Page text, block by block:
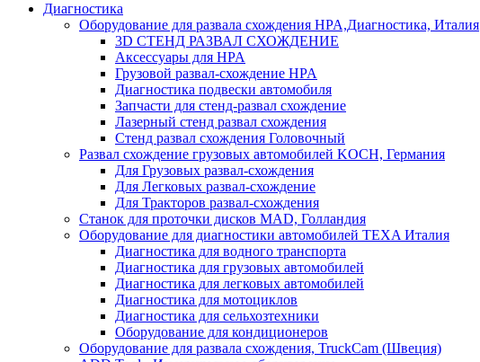
Диагностика
Оборудование для развала схождения HPA,Диагностика, Италия
3D СТЕНД РАЗВАЛ СХОЖДЕНИЕ
Аксессуары для HPA
Грузовой развал-схождение HPA
Диагностика подвески автомобиля
Запчасти для стенд-развал схождение
Лазерный стенд развал схождения
Стенд развал схождения Головочный
Развал схождение грузовых автомобилей KOCH, Германия
Для Грузовых развал-схождения
Для Легковых развал-схождение
Для Тракторов развал-схождения
Станок для проточки дисков MAD, Голландия
Оборудование для диагностики автомобилей TEXA Италия
Диагностика для водного транспорта
Диагностика для грузовых автомобилей
Диагностика для легковых автомобилей
Диагностика для мотоциклов
Диагностика для сельхозтехники
Оборудование для кондиционеров
Оборудование для развала схождения, TruckCam (Швеция)